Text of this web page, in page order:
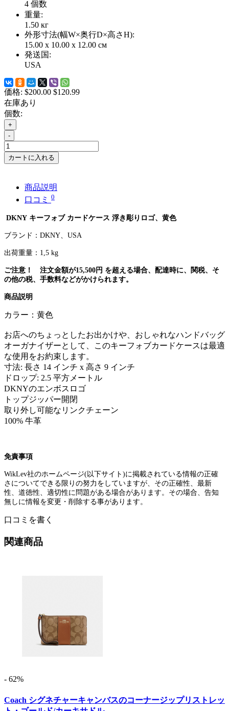
4 個数
重量:
1.50 кг
外形寸法(幅W×奥行D×高さH):
15.00 x 10.00 x 12.00 см
発送国:
USA
価格: $200.00 $120.99
在庫あり
個数:
+
-
カートに入れる
商品説明
口コミ 0
DKNY キーフォブ カードケース 浮き彫りロゴ、黄色
ブランド： DKNY USA
出荷重量：1,5 kg
ご注意！ 注文金額が15,500 円 を超える場合、配達時に、関税、そ
の他の税、手数料などがかけられます。
商品説明
カラー：黄色
お店へのちょっとしたお出かけや、おしゃれなハンドバッグ
オーガナイザーとして、このキーフォブカードケースは最適
な使用をお約束します。
寸法: 長さ 14 インチ x 高さ 9 インチ
ドロップ: 2.5 平方メートル
DKNYのエンボスロゴ
トップジッパー開閉
取り外し可能なリンクチェーン
100% 牛革
免責事項
WikLev社のホームページ(以下サイト )に掲載されている情報の正確
さについてできる限りの努力をしていますが、その正確性、最新
性、道徳性、適切性に問題がある場合があります。その場合、告知
無しに情報を変更・削除する事があります。
口コミを書く
関連商品
- 62%
Coach シグネチャーキャンバスのコーナージップリストレッ